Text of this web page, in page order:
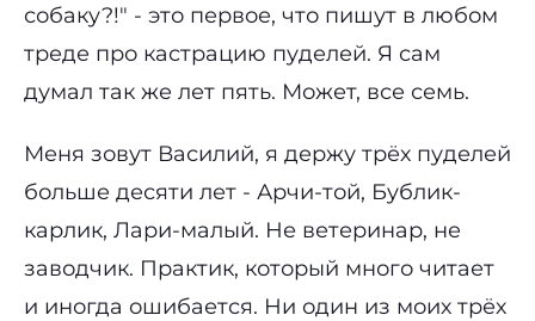
собаку?!" - это первое, что пишут в любом
треде про кастрацию пуделей. Я сам
думал так же лет пять. Может, все семь.
Меня зовут Василий, я держу трёх пуделей
больше десяти лет - Арчи-той, Бублик-
карлик, Лари-малый. Не ветеринар, не
заводчик. Практик, который много читает
и иногда ошибается. Ни один из моих трёх